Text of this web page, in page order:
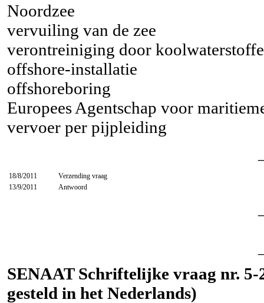
Noordzee
vervuiling van de zee
verontreiniging door
offshore-installatie
offshoreboring
Europees Agentschap voor
vervoer per pijpleiding
18/8/2011
Verzending vraag
13/9/2011
Antwoord
SENAAT Schriftelijke vraag nr. 5-
gesteld in het Nederlands)